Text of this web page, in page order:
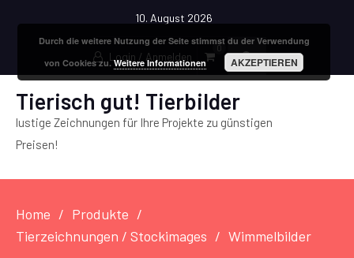
10. August 2026
Login / Anmelden
0
Tierisch gut! Tierbilder
lustige Zeichnungen für Ihre Projekte zu günstigen
Preisen!
Home
Produkte
Tierzeichnungen / Stockimages
Wimmelbilder
Durch die weitere Nutzung der Seite stimmst du der Verwendung
von Cookies zu.Weitere Informationen AKZEPTIEREN